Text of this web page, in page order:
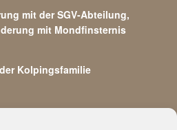
mit der SGV-Abteilung,
mit Mondfinsternis
Kolpingsfamilie